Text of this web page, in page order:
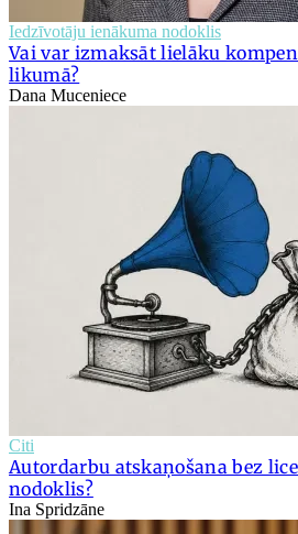
Iedzīvotāju ienākuma nodoklis
Vai var izmaksāt lielāku
likumā?
Dana Muceniece
Citi
Autordarbu atskaņošana bez
nodoklis?
Ina Spridzāne